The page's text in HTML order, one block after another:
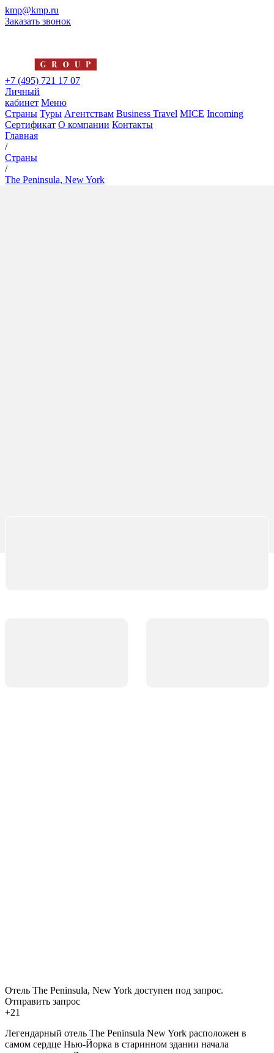
kmp@kmp.ru
Заказать звонок
+7 (495) 721 17 07
Личный
кабинет Меню
Страны Туры Агентствам Business Travel MICE Incoming
Сертификат О компании Контакты
Главная
/
Страны
/
The Peninsula, New York
Отель The Peninsula, New York доступен под запрос.
Отправить запрос
+21
Легендарный отель The Peninsula New York расположен в
самом сердце Нью-Йорка в старинном здании начала